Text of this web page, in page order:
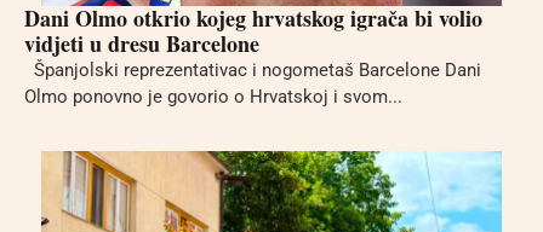
Dani Olmo otkrio kojeg hrvatskog igrača bi volio
vidjeti u dresu Barcelone
Španjolski reprezentativac i nogometaš Barcelone Dani
Olmo ponovno je govorio o Hrvatskoj i svom...